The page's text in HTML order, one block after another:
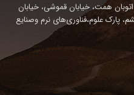
همت، خیابان قموشی، خیابان
پارک علوم،فناوری‌های نرم وصنایع